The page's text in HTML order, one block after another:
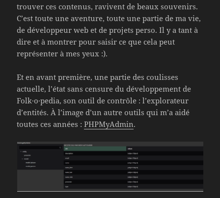
trouver ces contenus, ravivent de beaux souvenirs.
C’est toute une aventure, toute une partie de ma vie,
de développeur web et de projets perso. Il y a tant à
dire et à montrer pour saisir ce que cela peut
représenter à mes yeux :).
Et en avant première, une partie des coulisses
actuelle, l’état sans censure du développement de
Folk·o·pedia, son outil de contrôle : l’explorateur
d’entités. À l’image d’un autre outils qui m’a aidé
toutes ces années :PHPMyAdmin.